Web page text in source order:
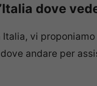
dove
vi
andare per